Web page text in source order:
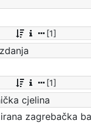
[1]
[1]
cjelina